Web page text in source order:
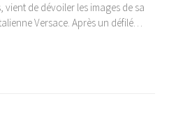
vient de dévoiler les images de sa
Versace. Après un défilé…